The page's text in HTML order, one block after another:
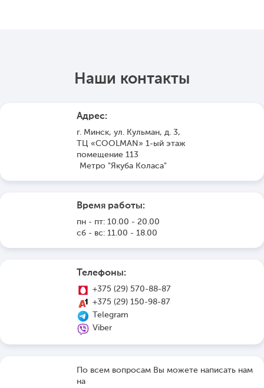
Наши контакты
Адрес:
г. Минск, ул. Кульман, д. 3,
ТЦ «COOLMAN» 1-ый этаж
помещение 113
Метро "Якуба Коласа"
Время работы:
пн - пт: 10.00 - 20.00
сб - вс: 11.00 - 18.00
Телефоны:
+375 (29) 570-88-87
+375 (29) 150-98-87
Telegram
Viber
По всем вопросам Вы можете написать нам
на